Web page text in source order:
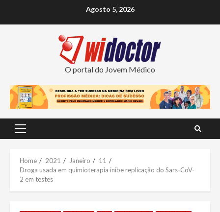
Agosto 5, 2026
O portal do Jovem Médico
Primary
Home 2021 Janeiro
11
Droga usada em quimioterapia inibe replicação do Sars-CoV-
2 em testes